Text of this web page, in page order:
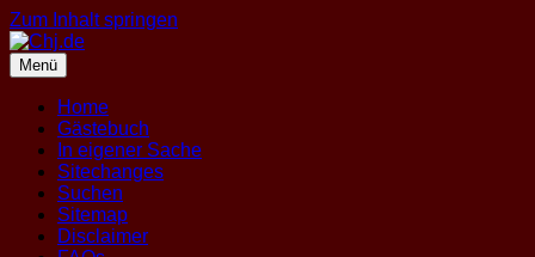
Zum Inhalt springen
Menü
Home
Gästebuch
In eigener Sache
Sitechanges
Suchen
Sitemap
Disclaimer